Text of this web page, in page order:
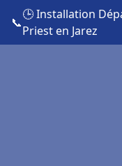
📞
🕒 Installation
Priest en Jarez